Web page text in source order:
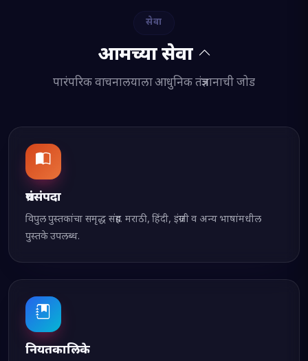
सेवा
आमच्या सेवा
पारंपरिक वाचनालयाला आधुनिक तंत्रज्ञानाची जोड
ग्रंथसंपदा
विपुल पुस्तकांचा समृद्ध संग्रह. मराठी, हिंदी, इंग्रजी व अन्य भाषांमधील
पुस्तके उपलब्ध.
नियतकालिके